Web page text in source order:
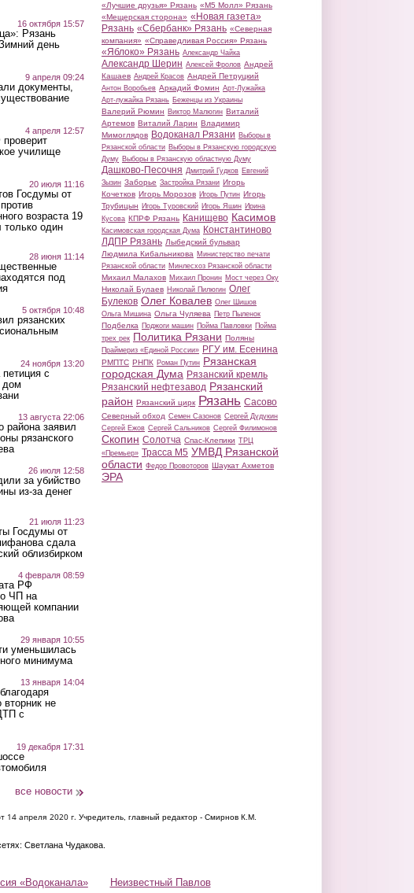
16 октября 15:57
Рязань
день
9 апреля 09:24
документы,
4 апреля 12:57
училище
20 июля 11:16
Госдумы от
возраста 19
только один
28 июня 11:14
под
5 октября 10:48
рязанских
24 ноября 13:20
с
дом
13 августа 22:06
района заявил
рязанского
26 июля 12:58
за убийство
из-за денег
21 июля 11:23
Госдумы от
сдала
облизбирком
4 февраля 08:59
РФ
ЧП на
компании
29 января 10:55
уменьшилась
минимума
13 января 14:04
не
с
19 декабря 17:31
все новости
«Лучшие друзья» Рязань «М5 Молл» Рязань
«Мещерская сторона» «Новая газета»
Рязань «Сбербанк» Рязань «Северная
компания» «Справедливая Россия» Рязань
«Яблоко» Рязань Александр Чайка
Александр Шерин Алексей Фролов Андрей
Кашаев Андрей Красов Андрей Петруцкий
Антон Воробьев Аркадий Фомин Арт-Лужайка
Арт-лужайка Рязань Беженцы из Украины
Валерий Рюмин Виктор Малюгин Виталий
Артемов Виталий Ларин Владимир
Мимоглядов Водоканал Рязани Выборы в
Рязанской области Выборы в Рязанскую городскую
Думу Выборы в Рязанскую областную Думу
Дашково-Песочня Дмитрий Гудков Евгений
Зызин Заборье Застройка Рязани Игорь
Кочетков Игорь Морозов Игорь Путин Игорь
Трубицын Игорь Туровский Игорь Яшин Ирина
Кусова КПРФ Рязань Канищево Касимов
Касимовская городская Дума Константиново
ЛДПР Рязань Лыбедский бульвар
Людмила Кибальникова Министерство печати
Рязанской области Минлесхоз Рязанской области
Михаил Малахов Михаил Пронин Мост через Оку
Николай Булаев Николай Пилюгин Олег
Булеков Олег Ковалев Олег Шишов
Ольга Мишина Ольга Чуляева Петр Пыленок
Подбелка Поджоги машин Пойма Павловки Пойма
трех рек Политика Рязани Поляны
Праймериз «Единой России» РГУ им. Есенина
РМПТС РНПК Роман Путин Рязанская
городская Дума Рязанский кремль
Рязанский нефтезавод Рязанский
район Рязанский цирк Рязань Сасово
Северный обход Семен Сазонов Сергей Дудукин
Сергей Ежов Сергей Сальников Сергей Филимонов
Скопин Солотча Спас-Клепики ТРЦ
«Премьер» Трасса М5 УМВД Рязанской
области Федор Провоторов Шаукат Ахметов
ЭРА
14 апреля 2020 г. Учредитель, главный редактор - Смирнов К.М.
Светлана Чудакова.
«Водоканала» Неизвестный Павлов